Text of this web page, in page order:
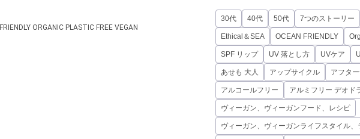
ORGANIC PLASTIC FREE VEGAN
30代 40代 50代 7つのストーリー
Ethical＆SEA OCEAN FRIENDLY
SPF リップ UV 落とし方 UVケア
あせも 大人 アップサイクル アフタ
アルコールフリー アルミフリー デオド
ヴィーガン、ヴィーガンフード、レシピ
ヴィーガン、ヴィーガンライフスタイル